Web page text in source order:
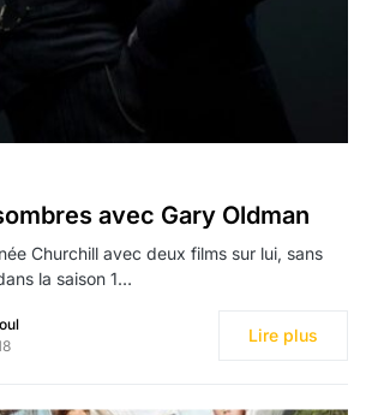
avec Gary Oldman
Churchill avec deux films sur lui, sans
la saison 1…
Lire plus